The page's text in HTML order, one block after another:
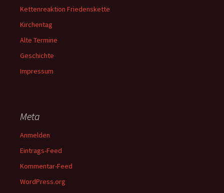
Kettenreaktion Friedenskette
Kirchentag
Alte Termine
Geschichte
Impressum
Meta
Anmelden
Eintrags-Feed
Kommentar-Feed
WordPress.org